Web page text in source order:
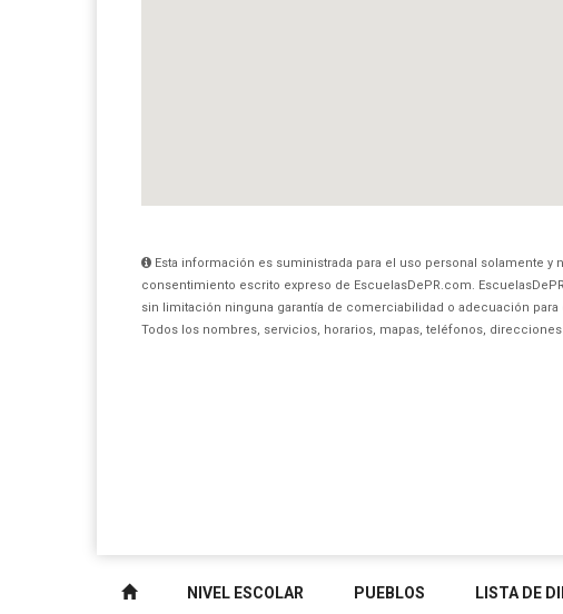
Esta información es suministrada para el uso personal solamente
consentimiento escrito expreso de EscuelasDePR.com.
sin limitación ninguna garantía de comerciabilidad o adecuación
Todos los nombres, servicios, horarios, mapas, teléfonos,
NIVEL ESCOLAR PUEBLOS LISTA DE